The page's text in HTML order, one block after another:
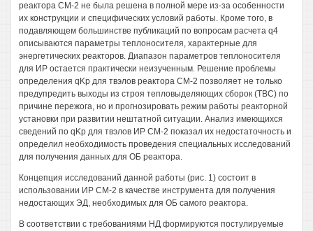
реактора СМ-2 не была решена в полной мере из-за особенности
их конструкции и специфических условий работы. Кроме того, в
подавляющем большинстве публикаций по вопросам расчета q4
описываются параметры теплоносителя, характерные для
энергетических реакторов. Диапазон параметров теплоносителя
для ИР остается практически неизученным. Решение проблемы
определения qKp для твэлов реактора СМ-2 позволяет не только
предупредить выходы из строя тепловыделяющих сборок (TBC) по
причине пережога, но и прогнозировать режим работы реакторной
установки при развитии нештатной ситуации. Анализ имеющихся
сведений по qKp для твэлов ИР СМ-2 показал их недостаточность и
определил необходимость проведения специальных исследований
для получения данных для ОБ реактора.
Концепция исследований данной работы (рис. 1) состоит в
использовании ИР СМ-2 в качестве инструмента для получения
недостающих ЭД, необходимых для ОБ самого реактора.
В соответствии с требованиями НД формируются постулируемые